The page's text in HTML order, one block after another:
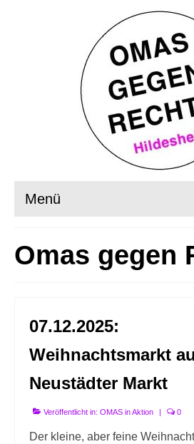
Menü
Wer, wie, was?
Info-Links gegen Rechts
Omas gegen
07.12.2025:
Weihnachtsmarkt
Neustädter Markt
Veröffentlicht in: OMAS in Aktion | 0
Der kleine, aber feine